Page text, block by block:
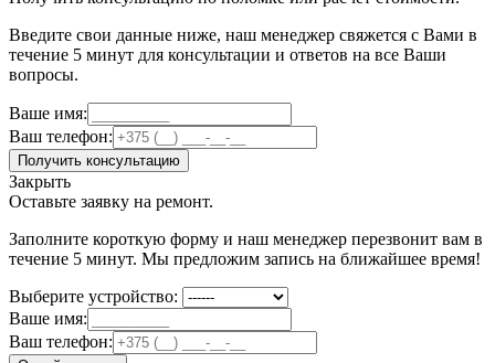
Введите свои данные ниже, наш менеджер свяжется с Вами в
течение 5 минут для консультации и ответов на все Ваши
вопросы.
Ваше имя:
Ваш телефон:
Получить консультацию
Закрыть
Оставьте заявку на ремонт.
Заполните короткую форму и наш менеджер перезвонит вам в
течение 5 минут. Мы предложим запись на ближайшее время!
Выберите устройство:
Ваше имя:
Ваш телефон: